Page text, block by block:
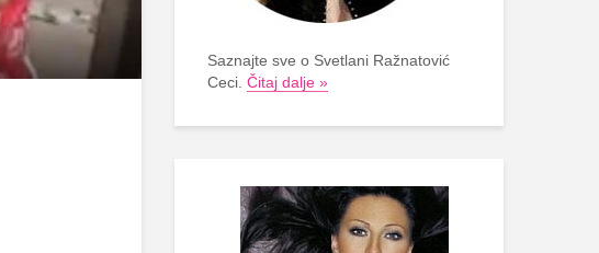
Saznajte sve o Svetlani Ražnatović
Ceci. Čitaj dalje »